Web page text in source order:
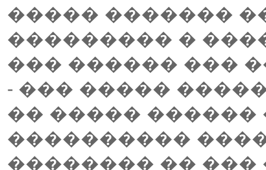
����� �������
��������� �
��� ������ ���
- ��� �����
�� ����� ������
����������
�������� �� ���